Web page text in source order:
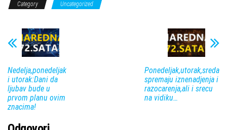
Category Uncategorized
Nedelja,ponedeljak
i utorak:Dani da
ljubav bude u
prvom planu ovim
znacima!
Ponedeljak,utorak,sreda
spremaju iznenadjenja i
razocarenja,ali i srecu
na vidiku…